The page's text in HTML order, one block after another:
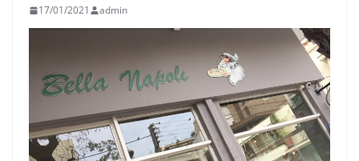
17/01/2021 admin